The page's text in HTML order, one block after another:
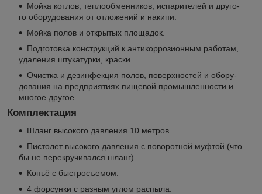
Мой­ка кот­лов, теп­ло­об­мен­ни­ков, ис­па­ри­те­лей и дру­го­
го обо­ру­до­ва­ния от от­ло­же­ний и на­ки­пи.
Мой­ка по­лов и от­кры­тых пло­ща­док.
Под­го­тов­ка кон­струк­ций к ан­ти­кор­ро­зи­он­ным ра­бо­там,
уда­ле­ния шту­ка­тур­ки, крас­ки.
Очистка и дез­ин­фек­ция по­лов, по­верх­но­стей и обо­ру­
до­ва­ния на пред­при­я­ти­ях пи­ще­вой про­мыш­лен­но­сти и
мно­гое дру­гое.
Комплектация
Шланг высокого давления 10 метров.
Пистолет высокого давления с поворотной муфтой (что
бы не перекручивался шланг).
Копьё с быстросъемом.
4 форсунки с разным углом распыла.